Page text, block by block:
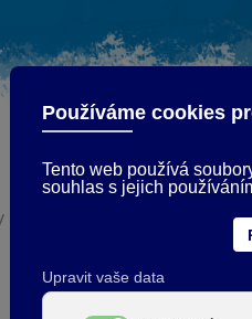
Čističe na auta, lodě a karavany